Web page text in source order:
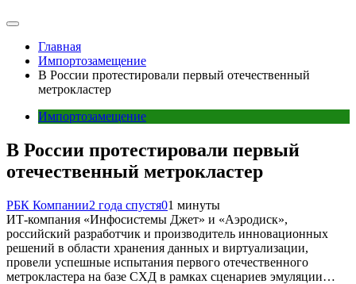
Главная
Импортозамещение
В России протестировали первый отечественный
метрокластер
Импортозамещение
В России протестировали первый
отечественный метрокластер
РБК Компании2 года спустя01 минуты
ИТ-компания «Инфосистемы Джет» и «Аэродиск»,
российский разработчик и производитель инновационных
решений в области хранения данных и виртуализации,
провели успешные испытания первого отечественного
метрокластера на базе СХД в рамках сценариев эмуляции…